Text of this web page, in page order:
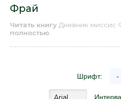
Фрай
Читать книгу Дневник миссис
полностью
Шрифт: -